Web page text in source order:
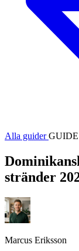
Alla guiderGUIDE
stränder
Marcus Eriksson